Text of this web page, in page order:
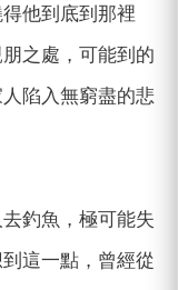
他到底到那裡
之處，可能到的
陷入無窮盡的悲
釣魚，極可能失
這一點，曾經從